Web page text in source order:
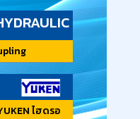
ไฮดรอ